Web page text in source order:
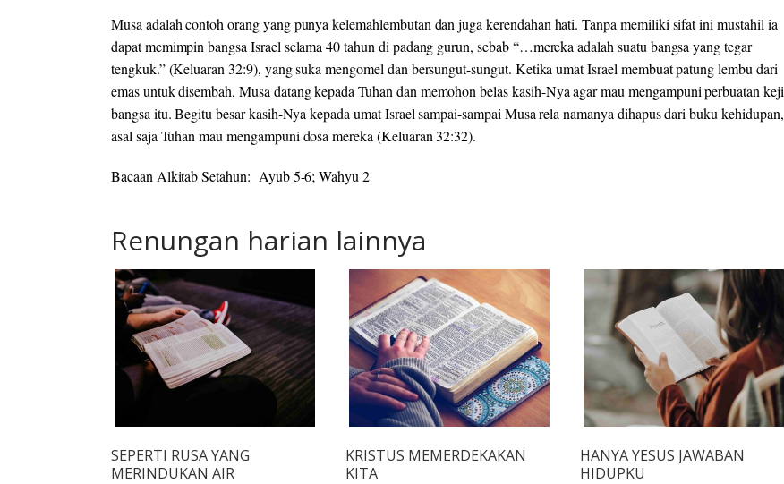
Musa adalah contoh orang yang punya kelemahlembutan dan juga kerendahan hati. Tanpa memiliki sifat ini mustahil ia
dapat memimpin bangsa Israel selama 40 tahun di padang gurun, sebab “…mereka adalah suatu bangsa yang tegar
tengkuk.” (Keluaran 32:9), yang suka mengomel dan bersungut-sungut. Ketika umat Israel membuat patung lembu dari
emas untuk disembah, Musa datang kepada Tuhan dan memohon belas kasih-Nya agar mau mengampuni perbuatan keji
bangsa itu. Begitu besar kasih-Nya kepada umat Israel sampai-sampai Musa rela namanya dihapus dari buku kehidupan,
asal saja Tuhan mau mengampuni dosa mereka (Keluaran 32:32).
Bacaan Alkitab Setahun: Ayub 5-6; Wahyu 2
Renungan harian lainnya
SEPERTI RUSA YANG
MERINDUKAN AIR
KRISTUS MEMERDEKAKAN
KITA
HANYA YESUS JAWABAN
HIDUPKU